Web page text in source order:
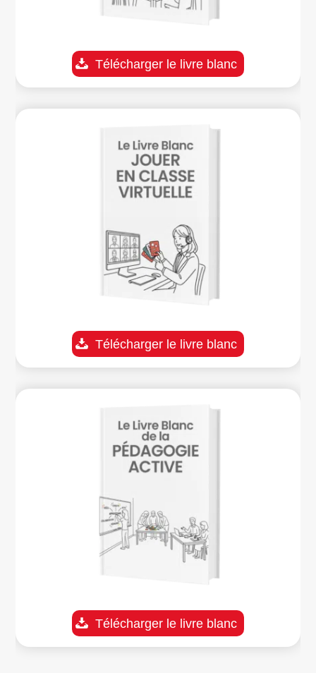
Télécharger le livre blanc
Télécharger le livre blanc
Télécharger le livre blanc